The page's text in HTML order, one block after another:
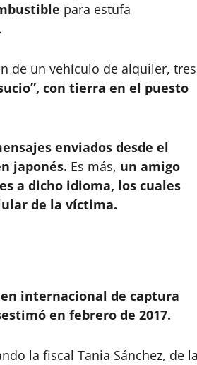
para estufa
.
de un vehículo de alquiler, tres
con tierra en el puesto
enviados desde el
japonés. Es más, un amigo
a dicho idioma, los cuales
de la víctima.
internacional de captura
en febrero de 2017.
la fiscal Tania Sánchez, de